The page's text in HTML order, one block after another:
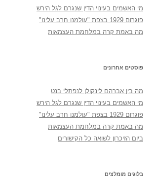
מי האשמים בעינוי הדין שנגרם לגל הירש
פוגרום 1929 בצפת "עולמנו חרב עלינו"
מה באמת קרה במלחמת העצמאות
פוסטים אחרונים
מה בין אברהם לינקולן לנפתלי בנט
מי האשמים בעינוי הדין שנגרם לגל הירש
פוגרום 1929 בצפת "עולמנו חרב עלינו"
מה באמת קרה במלחמת העצמאות
ביום הזיכרון לשואה כל הקישורים
בלוגים מומלצים